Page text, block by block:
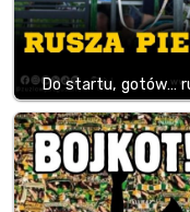
Do startu, gotów…